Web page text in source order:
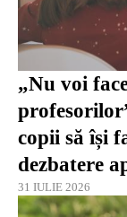
„Nu voi
copii să își
dezbatere
31 IULIE 2026